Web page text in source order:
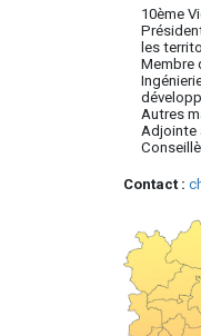
10ème
les
Membre
Autres
Adjointe
Contact :